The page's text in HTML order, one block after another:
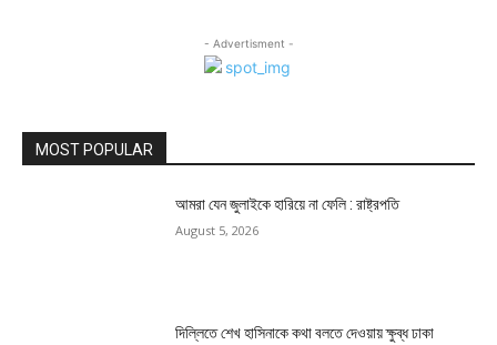
- Advertisment -
MOST POPULAR
আমরা যেন জুলাইকে হারিয়ে না ফেলি : রাষ্ট্রপতি
August 5, 2026
দিল্লিতে শেখ হাসিনাকে কথা বলতে দেওয়ায় ক্ষুব্ধ ঢাকা